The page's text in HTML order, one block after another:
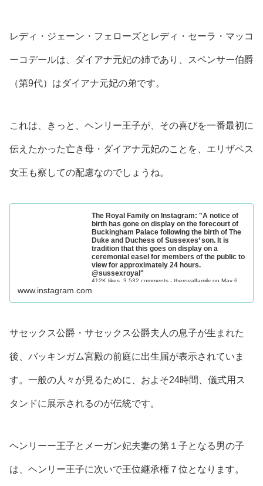
レディ・ジェーン・フェローズとレディ・セーラ・マッコ
ーコデールは、ダイアナ元妃の姉であり、スペンサー伯爵
（第9代）はダイアナ元妃の弟です。
これは、きっと、ヘンリー王子が、その喜びを一番最初に
伝えたかった亡き母・ダイアナ元妃のことを、エリザベス
女王も察しての配慮なのでしょうね。
The Royal Family on Instagram: "A notice of
birth has gone on display on the forecourt of
Buckingham Palace following the birth of The
Duke and Duchess of Sussexes’ son. It is
tradition that this goes on display on a
ceremonial easel for members of the public to
view for approximately 24 hours.
@sussexroyal"
412K likes, 3,532 comments - theroyalfamily on May 6,
www.instagram.com
サセックス公爵・サセックス公爵夫人の息子が生まれた
後、バッキンガム宮殿の前庭に出生届が表示されていま
す。一般の人々が見るために、およそ24時間、儀式用ス
タンドに展示されるのが伝統です。
ヘンリーー王子とメーガン妃夫妻の第１子となる男の子
は、ヘンリー王子に次いで王位継承権７位となります。